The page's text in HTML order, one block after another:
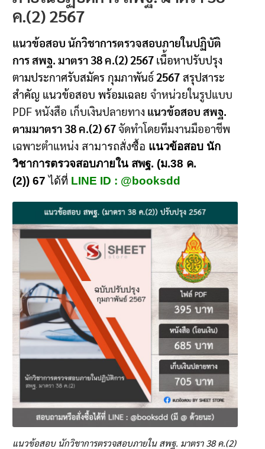
ค.(2) 2567
แนวข้อสอบ นักวิชาการตรวจสอบภายในปฏิบัติ
การ สพฐ. มาตรา 38 ค.(2) 2567 เนื้อหาปรับปรุง
ตามประกาศรับสมัคร กุมภาพันธ์ 2567 สรุปสาระ
สำคัญ แนวข้อสอบ พร้อมเฉลย จำหน่วยในรูปแบบ
PDF หนังสือ เก็บเงินปลายทาง แนวข้อสอบ สพฐ.
ตามมาตรา 38 ค.(2)67จัดทำโดยทีมงานมืออาชีพ
เฉพาะตำแหน่ง สามารถสั่งซื้อ แนวข้อสอบ นัก
วิชาการตรวจสอบภายใน สพฐ. (ม.38 ค.
(2)) 67 ได้ที่ LINE ID : @booksdd
แนวข้อสอบ นักวิชาการตรวจสอบภายใน สพฐ. มาตรา 38 ค.(2)